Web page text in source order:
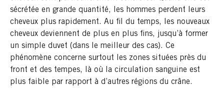
sécrétée en grande quantité, les hommes perdent leurs
cheveux plus rapidement. Au fil du temps, les nouveaux
cheveux deviennent de plus en plus fins, jusqu’à former
un simple duvet (dans le meilleur des cas). Ce
phénomène concerne surtout les zones situées près du
front et des tempes, là où la circulation sanguine est
plus faible par rapport à d’autres régions du crâne.